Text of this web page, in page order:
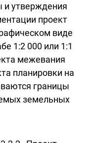
и утверждения
проект
виде
1:2 000 или 1:1
межевания
планировки на
границы
земельных